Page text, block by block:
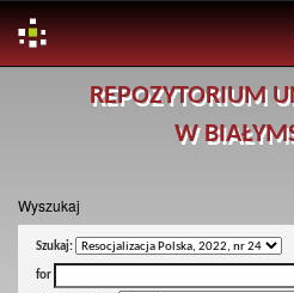
REPOZYTORIUM
W
Wyszukaj
Szukaj:
for